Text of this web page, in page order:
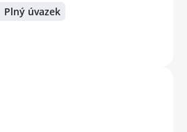
Plný úvazek